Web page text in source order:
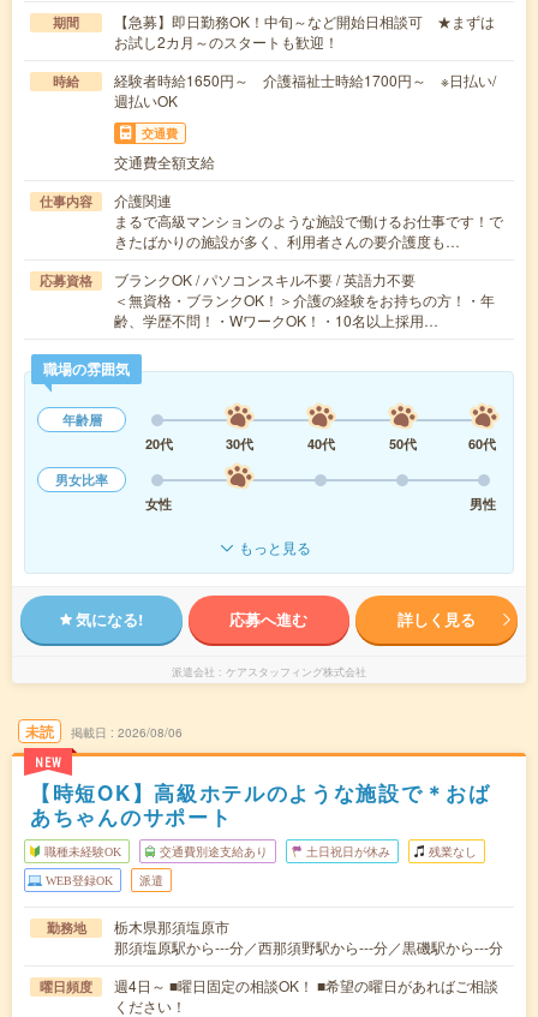
期間
【急募】即日勤務OK！中旬～など開始日相談可 ★まずは
お試し2カ月～のスタートも歓迎！
時給
経験者時給1650円～ 介護福祉士時給1700円～ ※日払い/
週払いOK
交通費
交通費全額支給
仕事内容
介護関連
まるで高級マンションのような施設で働けるお仕事です！で
きたばかりの施設が多く、利用者さんの要介護度も…
応募資格
ブランクOK / パソコンスキル不要 / 英語力不要
＜無資格・ブランクOK！＞介護の経験をお持ちの方！・年
齢、学歴不問！・WワークOK！・10名以上採用…
職場の雰囲気
年齢層
20代
30代 40代 50代
60代
男女比率
女性
男性
もっと見る
気になる! 応募へ進む 詳しく見る
派遣会社 ケアスタッフィング株式会社
未読
NEW
掲載日 2026/08/06
【時短OK】高級ホテルのような施設で＊おば
あちゃんのサポート
職種未経験OK 交通費別途支給あり 土日祝日が休み 残業なし
WEB登録OK 派遣
勤務地
栃木県那須塩原市
那須塩原駅から---分／西那須野駅から---分／黒磯駅から---分
曜日頻度
週4日～ ■曜日固定の相談OK！ ■希望の曜日があればご相談
ください！